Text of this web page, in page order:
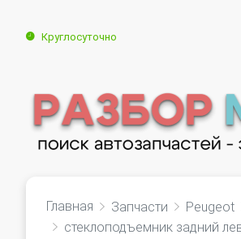
Круглосуточно
Главная Запчасти Peugeot
стеклоподъемник задний